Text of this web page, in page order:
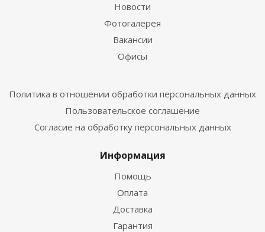
Новости
Фотогалерея
Вакансии
Офисы
Политика в отношении обработки персональных данных
Пользовательское соглашение
Согласие на обработку персональных данных
Информация
Помощь
Оплата
Доставка
Гарантия